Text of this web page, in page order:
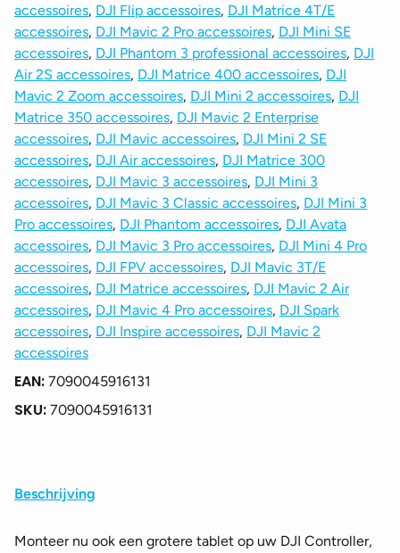
accessoires, DJI Flip accessoires, DJI Matrice 4T/E
accessoires, DJI Mavic 2 Pro accessoires, DJI Mini SE
accessoires, DJI Phantom 3 professional accessoires, DJI
Air 2S accessoires, DJI Matrice 400 accessoires, DJI
Mavic 2 Zoom accessoires, DJI Mini 2 accessoires, DJI
Matrice 350 accessoires, DJI Mavic 2 Enterprise
accessoires, DJI Mavic accessoires, DJI Mini 2 SE
accessoires, DJI Air accessoires, DJI Matrice 300
accessoires, DJI Mavic 3 accessoires, DJI Mini 3
accessoires, DJI Mavic 3 Classic accessoires, DJI Mini 3
Pro accessoires, DJI Phantom accessoires, DJI Avata
accessoires, DJI Mavic 3 Pro accessoires, DJI Mini 4 Pro
accessoires, DJI FPV accessoires, DJI Mavic 3T/E
accessoires, DJI Matrice accessoires, DJI Mavic 2 Air
accessoires, DJI Mavic 4 Pro accessoires, DJI Spark
accessoires, DJI Inspire accessoires, DJI Mavic 2
accessoires
EAN: 7090045916131
SKU: 7090045916131
Beschrijving
Monteer nu ook een grotere tablet op uw DJI Controller,